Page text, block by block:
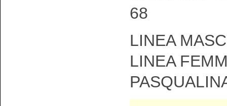
68
LINEA
LINEA